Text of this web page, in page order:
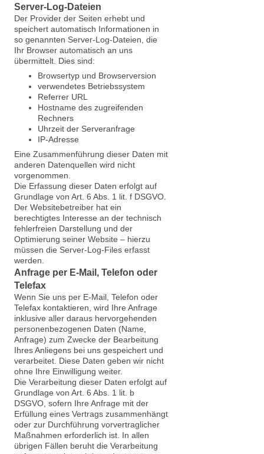
Server-Log-Dateien
Der Provider der Seiten erhebt und
speichert automatisch Informationen in
so genannten Server-Log-Dateien, die
Ihr Browser automatisch an uns
übermittelt. Dies sind:
Browsertyp und Browserversion
verwendetes Betriebssystem
Referrer URL
Hostname des zugreifenden
Rechners
Uhrzeit der Serveranfrage
IP-Adresse
Eine Zusammenführung dieser Daten mit
anderen Datenquellen wird nicht
vorgenommen.
Die Erfassung dieser Daten erfolgt auf
Grundlage von Art. 6 Abs. 1 lit. f DSGVO.
Der Websitebetreiber hat ein
berechtigtes Interesse an der technisch
fehlerfreien Darstellung und der
Optimierung seiner Website – hierzu
müssen die Server-Log-Files erfasst
werden.
Anfrage per E-Mail, Telefon oder
Telefax
Wenn Sie uns per E-Mail, Telefon oder
Telefax kontaktieren, wird Ihre Anfrage
inklusive aller daraus hervorgehenden
personenbezogenen Daten (Name,
Anfrage) zum Zwecke der Bearbeitung
Ihres Anliegens bei uns gespeichert und
verarbeitet. Diese Daten geben wir nicht
ohne Ihre Einwilligung weiter.
Die Verarbeitung dieser Daten erfolgt auf
Grundlage von Art. 6 Abs. 1 lit. b
DSGVO, sofern Ihre Anfrage mit der
Erfüllung eines Vertrags zusammenhängt
oder zur Durchführung vorvertraglicher
Maßnahmen erforderlich ist. In allen
übrigen Fällen beruht die Verarbeitung